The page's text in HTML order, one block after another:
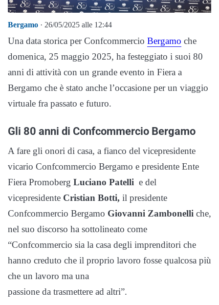
Bergamo · 26/05/2025 alle 12:44
Una data storica per Confcommercio Bergamo che
domenica, 25 maggio 2025, ha festeggiato i suoi 80
anni di attività con un grande evento in Fiera a
Bergamo che è stato anche l’occasione per un viaggio
virtuale fra passato e futuro.
Gli 80 anni di Confcommercio Bergamo
A fare gli onori di casa, a fianco del vicepresidente
vicario Confcommercio Bergamo e presidente Ente
Fiera Promoberg Luciano Patelli e del
vicepresidente Cristian Botti, il presidente
Confcommercio Bergamo Giovanni Zambonelli che,
nel suo discorso ha sottolineato come
“Confcommercio sia la casa degli imprenditori che
hanno creduto che il proprio lavoro fosse qualcosa più
che un lavoro ma una
passione da trasmettere ad altri”.